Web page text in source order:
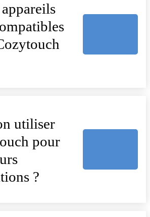
utiliser
pour
?